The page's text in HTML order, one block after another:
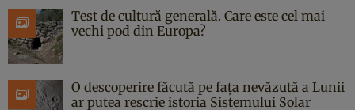
Test de cultură generală. Care este cel mai
vechi pod din Europa?
O descoperire făcută pe fața nevăzută a Lunii
ar putea rescrie istoria Sistemului Solar